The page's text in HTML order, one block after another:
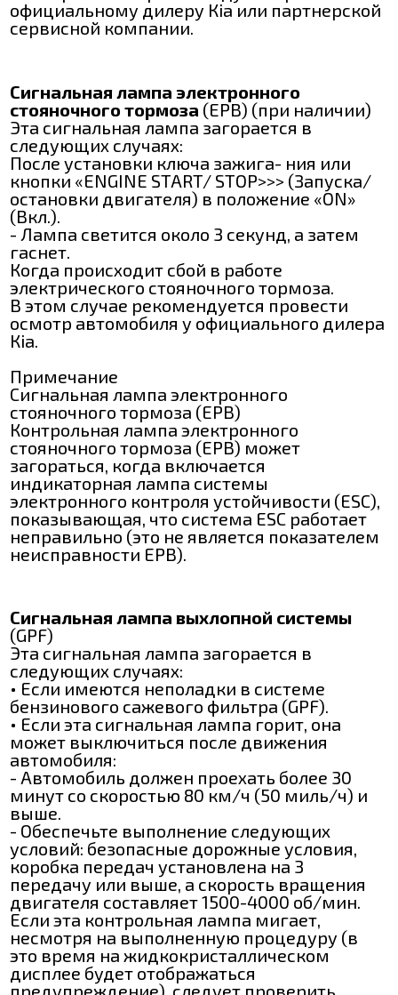
официальному дилеру Кіа или партнерской
сервисной компании.
Сигнальная лампа электронного
стояночного тормоза (ЕРВ) (при наличии)
Эта сигнальная лампа загорается в
следующих случаях:
После установки ключа зажига- ния или
кнопки «ENGINE START/ ЅТОР>>> (Запуска/
остановки двигателя) в положение «ON»
(Вкл.).
- Лампа светится около 3 секунд, а затем
гаснет.
Когда происходит сбой в работе
электрического стояночного тормоза.
В этом случае рекомендуется провести
осмотр автомобиля у официального дилера
Кіа.
Примечание
Сигнальная лампа электронного
стояночного тормоза (ЕРВ)
Контрольная лампа электронного
стояночного тормоза (ЕРВ) может
загораться, когда включается
индикаторная лампа системы
электронного контроля устойчивости (ЕЅС),
показывающая, что система ЕЅС работает
неправильно (это не является показателем
неисправности ЕРВ).
Сигнальная лампа выхлопной системы
(GPF)
Эта сигнальная лампа загорается в
следующих случаях:
• Если имеются неполадки в системе
бензинового сажевого фильтра (GPF).
• Если эта сигнальная лампа горит, она
может выключиться после движения
автомобиля:
- Автомобиль должен проехать более 30
минут со скоростью 80 км/ч (50 миль/ч) и
выше.
- Обеспечьте выполнение следующих
условий: безопасные дорожные условия,
коробка передач установлена на 3
передачу или выше, а скорость вращения
двигателя составляет 1500-4000 об/мин.
Если эта контрольная лампа мигает,
несмотря на выполненную процедуру (в
это время на жидкокристаллическом
дисплее будет отображаться
предупреждение), следует проверить